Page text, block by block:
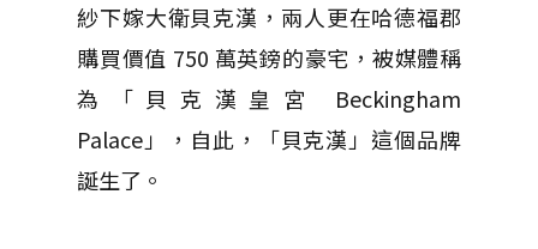
紗下嫁大衛貝克漢，兩人更在哈德福郡
購買價值 750 萬英鎊的豪宅，被媒體稱
為「貝克漢皇宮 Beckingham
Palace」，自此，「貝克漢」這個品牌
誕生了。